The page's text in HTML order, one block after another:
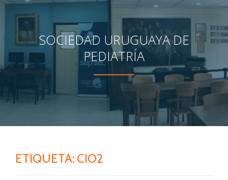
SOCIEDAD URUGUAYA DE
PEDIATRÍA
ETIQUETA: CIO2